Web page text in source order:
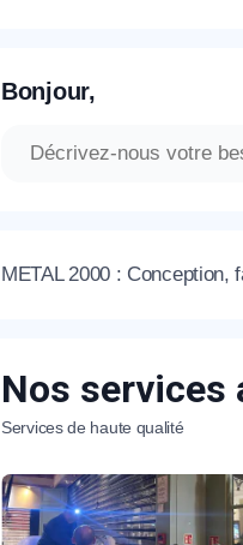
Bonjour,
METAL 2000 :
Nos services
Services de haute qualité